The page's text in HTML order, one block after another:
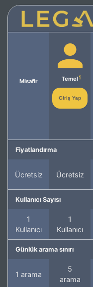
Misafir Temel
Giriş Yap
Fiyatlandırma
Ücretsiz Ücretsiz
Kullanıcı Sayısı
1
Kullanıcı
1
Kullanıcı
Günlük arama sınırı
1 arama
5
arama